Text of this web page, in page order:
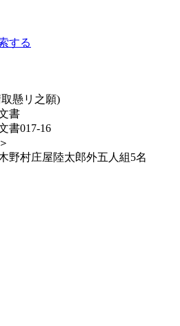
する
懸リ之願)
書
書017-16
野村庄屋陸太郎外五人組5名